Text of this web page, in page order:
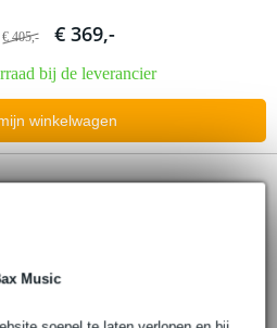
Music
€ 405,- € 369,-
bij de leverancier
winkelwagen
€ 208,- € 179,-